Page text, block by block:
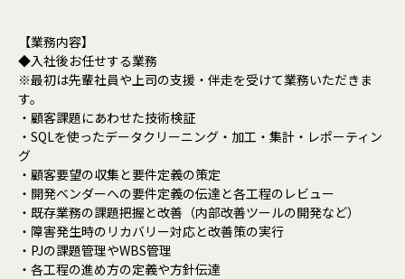
【業務内容】
◆入社後お任せする業務
※最初は先輩社員や上司の支援・伴走を受けて業務いただきま
す。
・顧客課題にあわせた技術検証
・SQLを使ったデータクリーニング・加工・集計・レポーティン
グ
・顧客要望の収集と要件定義の策定
・開発ベンダーへの要件定義の伝達と各工程のレビュー
・既存業務の課題把握と改善（内部改善ツールの開発など）
・障害発生時のリカバリー対応と改善策の実行
・PJの課題管理やWBS管理
・各工程の進め方の定義や方針伝達